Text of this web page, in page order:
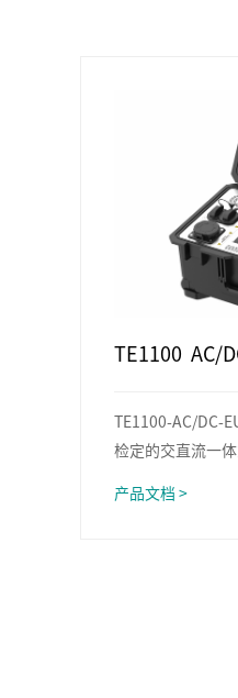
TE1100 AC/
TE1100-AC/DC-
检定的交直流一
产品文档 >